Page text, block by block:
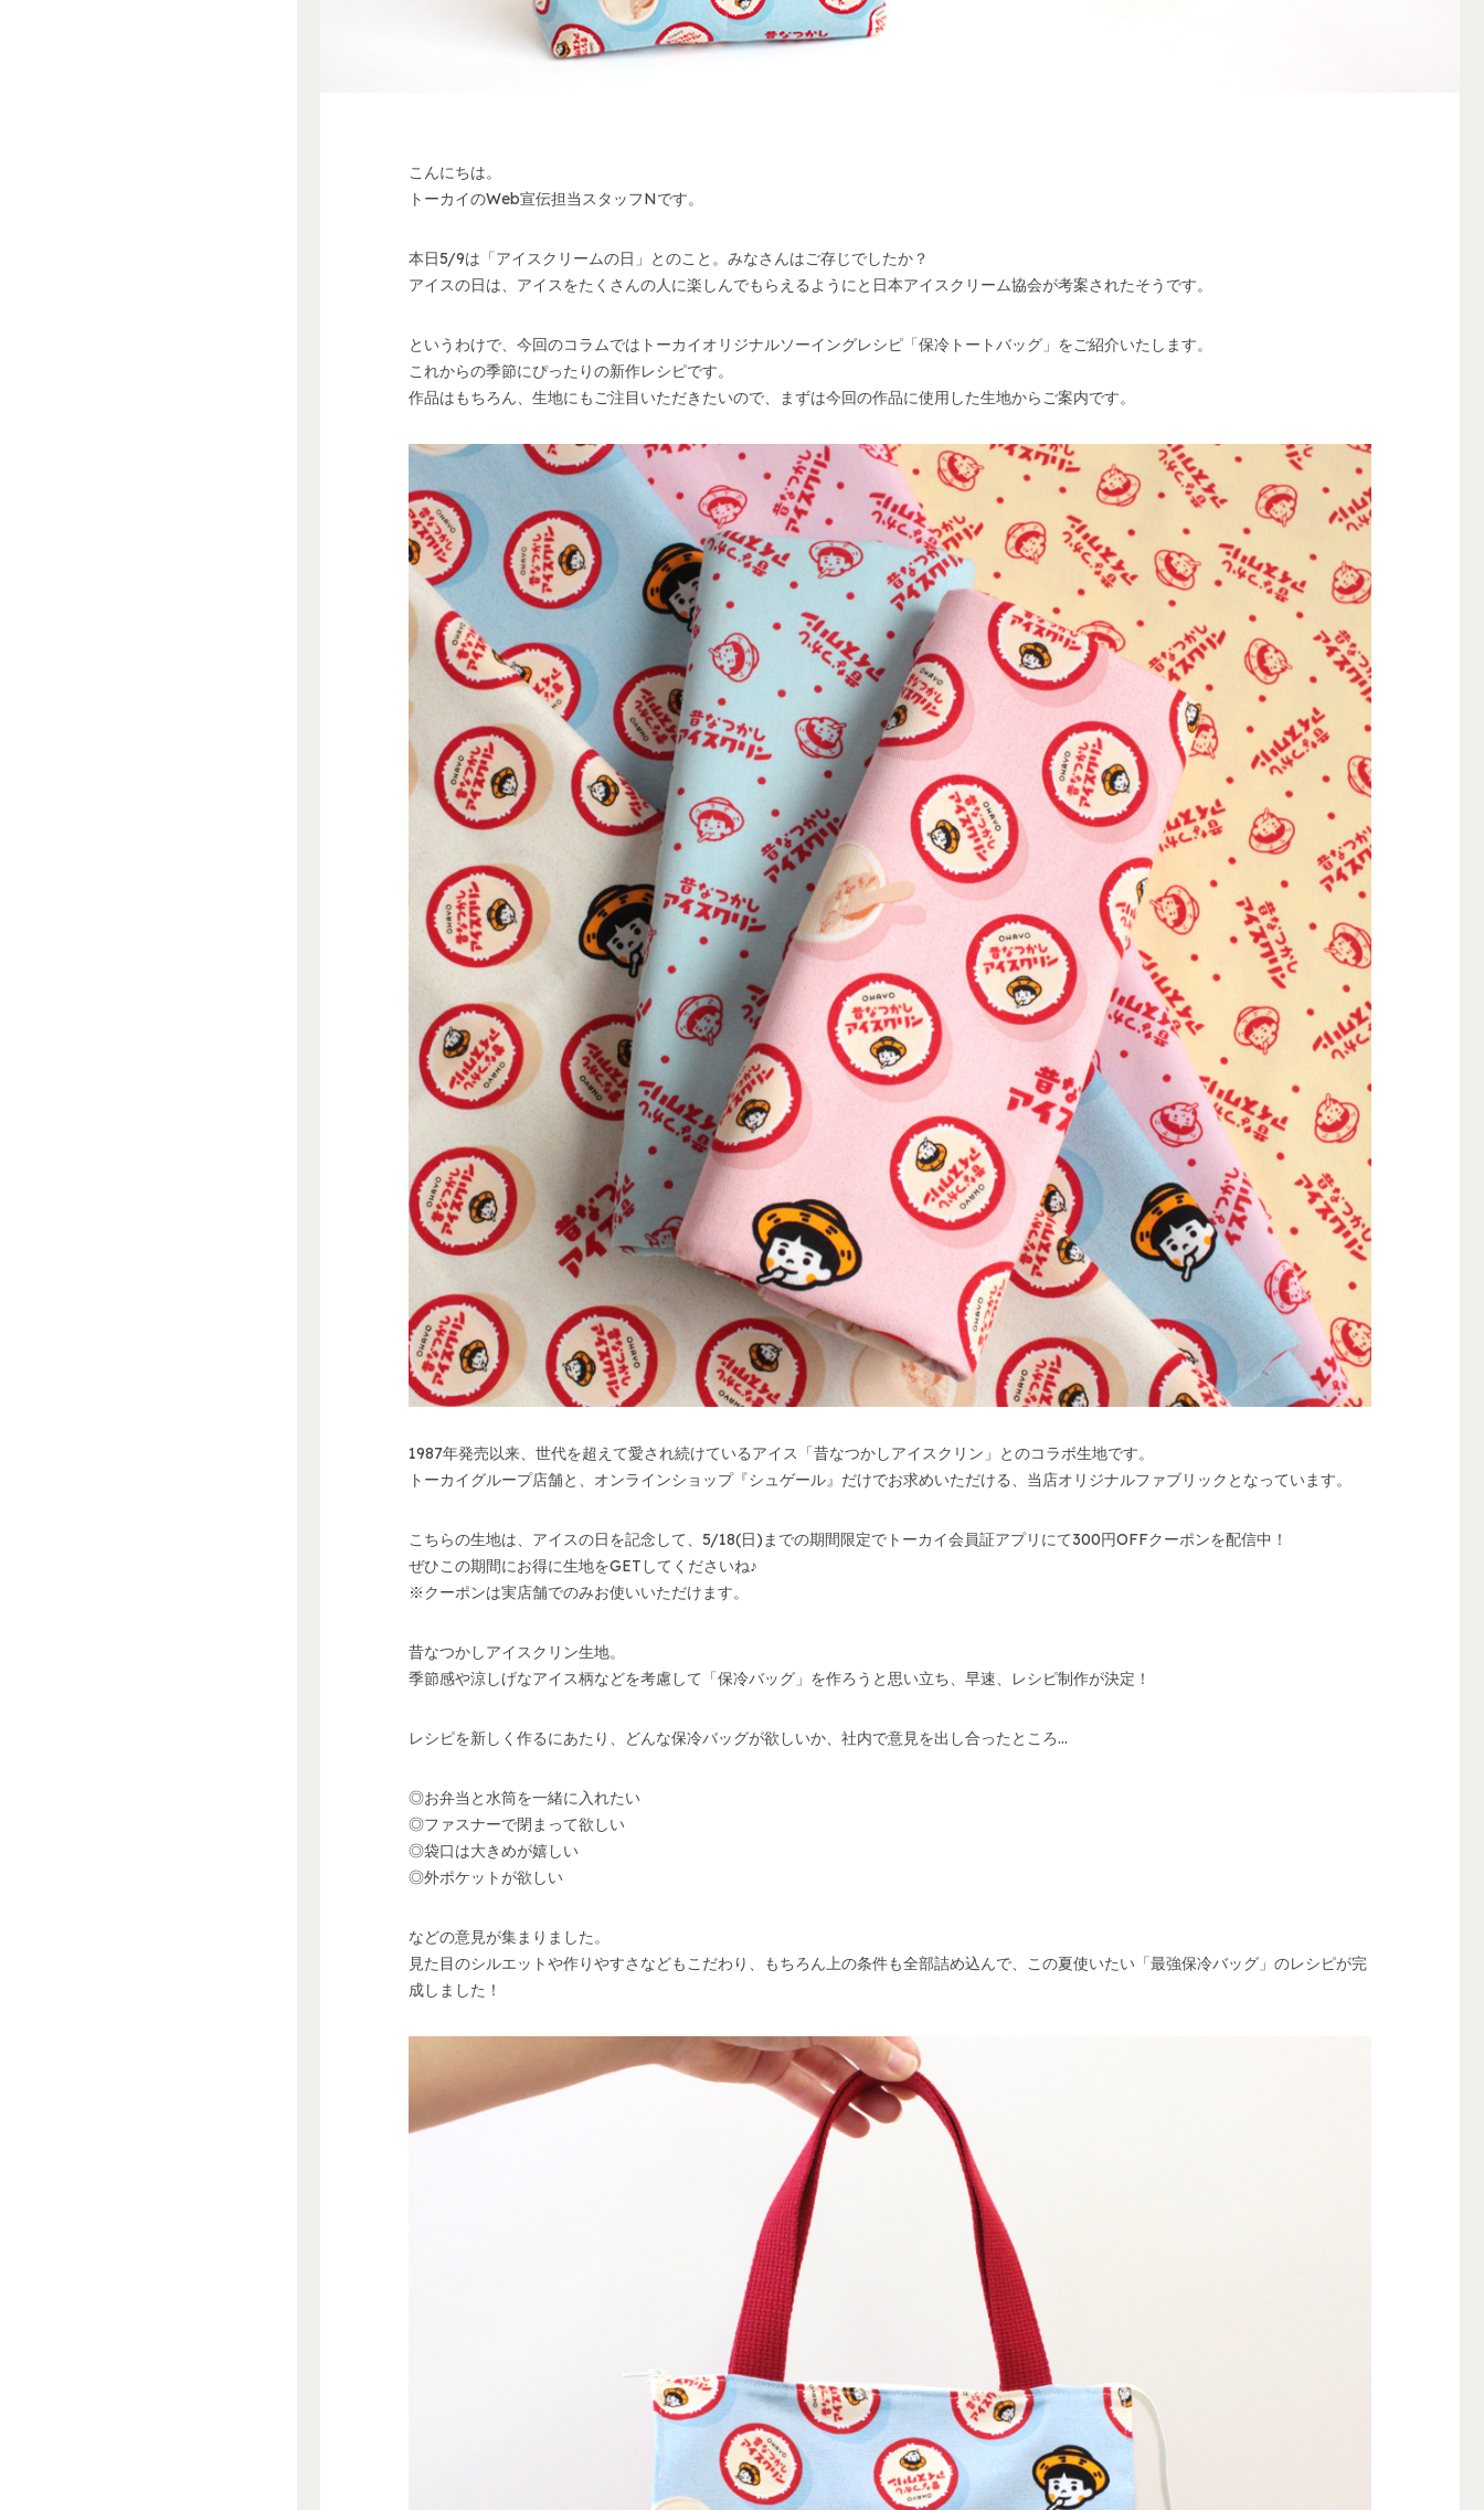
こんにちは。
トーカイのWeb宣伝担当スタッフNです。
本日5/9は「アイスクリームの日」とのこと。みなさんはご存じでしたか？
アイスの日は、アイスをたくさんの人に楽しんでもらえるようにと日本アイスクリーム協会が考案されたそうです。
というわけで、今回のコラムではトーカイオリジナルソーイングレシピ「保冷トートバッグ」をご紹介いたします。
これからの季節にぴったりの新作レシピです。
作品はもちろん、生地にもご注目いただきたいので、まずは今回の作品に使用した生地からご案内です。
1987年発売以来、世代を超えて愛され続けているアイス「昔なつかしアイスクリン」とのコラボ生地です。
トーカイグループ店舗と、オンラインショップ『シュゲール』だけでお求めいただける、当店オリジナルファブリックとなっています。
こちらの生地は、アイスの日を記念して、5/18(日)までの期間限定でトーカイ会員証アプリにて300円OFFクーポンを配信中！
ぜひこの期間にお得に生地をGETしてくださいね♪
※クーポンは実店舗でのみお使いいただけます。
昔なつかしアイスクリン生地。
季節感や涼しげなアイス柄などを考慮して「保冷バッグ」を作ろうと思い立ち、早速、レシピ制作が決定！
レシピを新しく作るにあたり、どんな保冷バッグが欲しいか、社内で意見を出し合ったところ…
◎お弁当と水筒を一緒に入れたい
◎ファスナーで閉まって欲しい
◎袋口は大きめが嬉しい
◎外ポケットが欲しい
などの意見が集まりました。
見た目のシルエットや作りやすさなどもこだわり、もちろん上の条件も全部詰め込んで、この夏使いたい「最強保冷バッグ」のレシピが完
成しました！